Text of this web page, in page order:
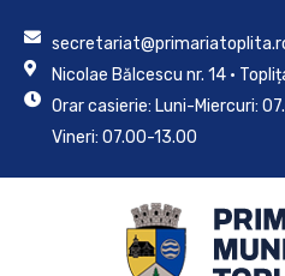
Nicolae Bălcescu nr. 14 •
Orar casierie: Luni-Miercuri:
Vineri: 07.00-13.00